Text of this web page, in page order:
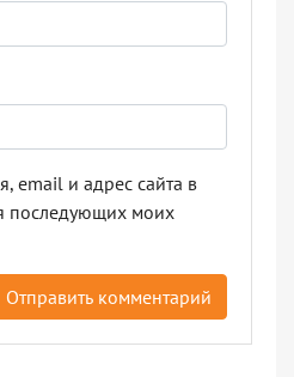
email и адрес сайта в
последующих моих